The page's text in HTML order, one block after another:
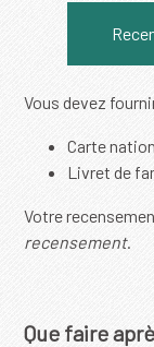
Vous devez
Carte
Livret de
Votre
recensement.
Que faire